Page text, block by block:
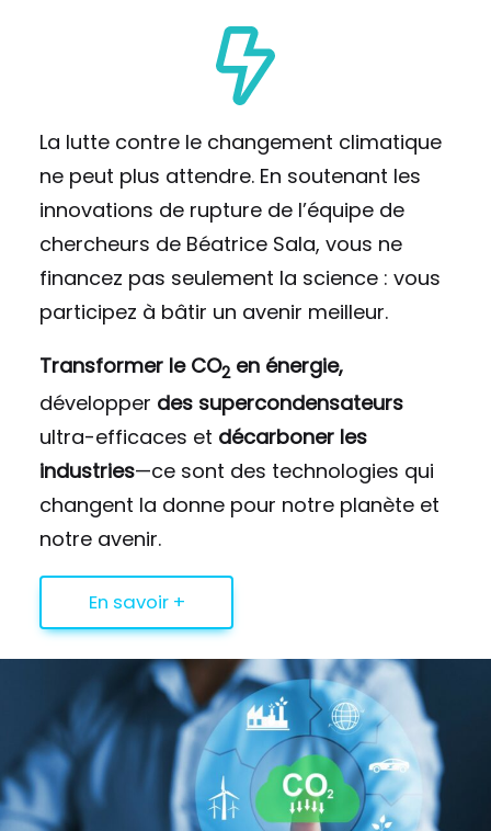
La lutte contre le changement climatique
ne peut plus attendre. En soutenant les
innovations de rupture de l’équipe de
chercheurs de Béatrice Sala, vous ne
financez pas seulement la science : vous
participez à bâtir un avenir meilleur.
Transformer le CO2 en énergie,
développer des supercondensateurs
ultra-efficaces et décarboner les
industries—ce sont des technologies qui
changent la donne pour notre planète et
notre avenir.
En savoir +